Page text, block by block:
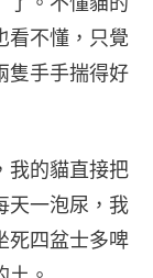
看不懂，只覺
隻手手揣得好
我的貓直接把
天一泡尿，我
死四盆士多啤